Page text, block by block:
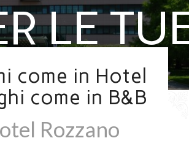
LE
IN
come in Hotel
come in B&B
Rozzano